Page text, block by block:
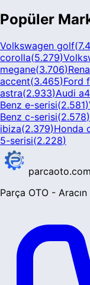
Popüler
Volkswagen golf(
corolla(5.279)
megane(3.706)
accent(3.465)Ford
astra(2.933)Audi a4
Benz e-serisi(2.581)
Benz c-serisi(2.578)
ibiza(2.379)Honda
5-serisi(2.228)
parcaoto.com
Parça OTO -